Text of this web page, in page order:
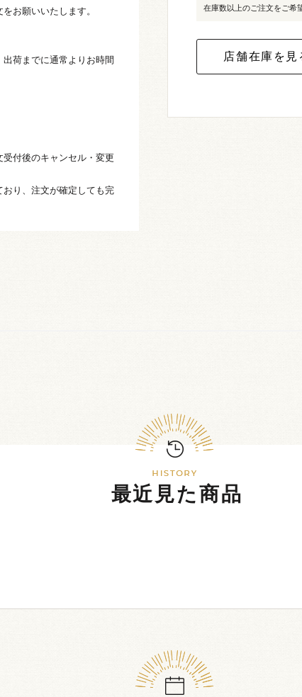
お願いいたします。
出荷までに通常よりお時間
受付後のキャンセル・変更
おり、注文が確定しても完
在庫数以上のご注文をご希
最近見た商品